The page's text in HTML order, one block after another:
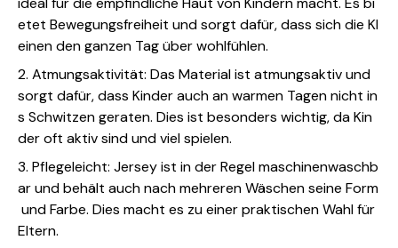
etet Bewegungsfreiheit und sorgt dafür, dass sich die Kl
einen den ganzen Tag über wohlfühlen.
2. Atmungsaktivität: Das Material ist atmungsaktiv und
sorgt dafür, dass Kinder auch an warmen Tagen nicht in
s Schwitzen geraten. Dies ist besonders wichtig, da Kin
der oft aktiv sind und viel spielen.
3. Pflegeleicht: Jersey ist in der Regel maschinenwaschb
ar und behält auch nach mehreren Wäschen seine Form
und Farbe. Dies macht es zu einer praktischen Wahl für
Eltern.